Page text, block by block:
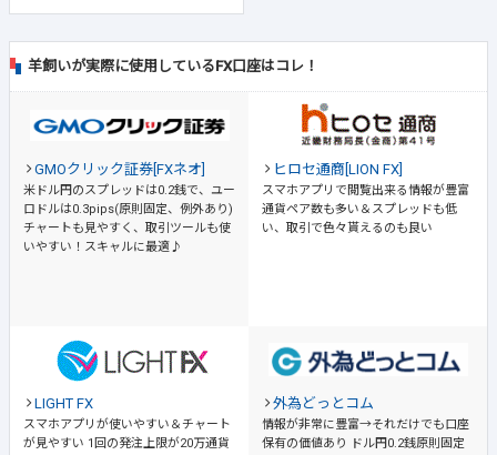
羊飼いが実際に使用しているFX口座はコレ！
GMOクリック証券[FXネオ]
米ドル円のスプレッドは0.2銭で、ユー
ロドルは0.3pips(原則固定、例外あり)
チャートも見やすく、取引ツールも使
いやすい！スキャルに最適♪
ヒロセ通商[LION FX]
スマホアプリで閲覧出来る情報が豊富
通貨ペア数も多い＆スプレッドも低
い、取引で色々貰えるのも良い
LIGHT FX
スマホアプリが使いやすい＆チャート
が見やすい 1回の発注上限が20万通貨
外為どっとコム
情報が非常に豊富→それだけでも口座
保有の価値あり
ドル円0.2銭原則固定